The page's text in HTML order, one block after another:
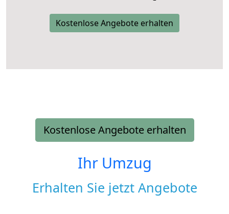
Kostenlose Angebote erhalten
Kostenlose Angebote erhalten
Ihr Umzug
Erhalten Sie jetzt Angebote